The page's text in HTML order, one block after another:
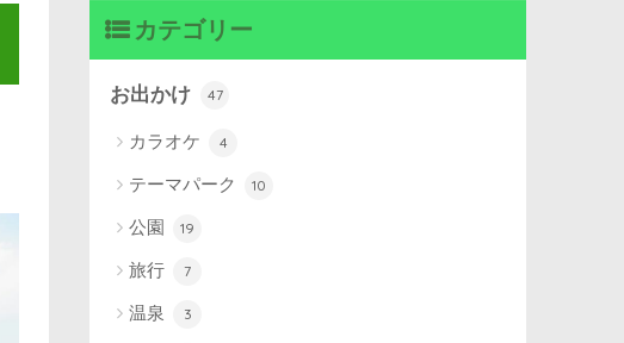
カテゴリー
お出かけ 47
カラオケ 4
テーマパーク 10
公園 19
旅行 7
温泉 3